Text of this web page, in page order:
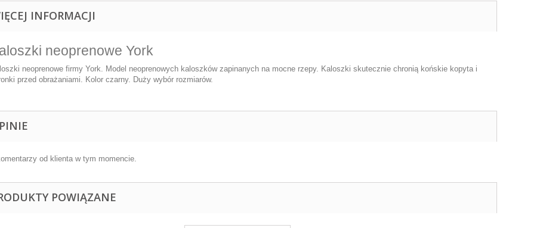
INFORMACJI
neoprenowe York
neoprenowe firmy York. Model neoprenowych kaloszków zapinanych na mocne rzepy. Kaloszki skutecznie chronią końskie kopyta i
przed obrażaniami. Kolor czarny. Duży wybór rozmiarów.
od klienta w tym momencie.
POWIĄZANE